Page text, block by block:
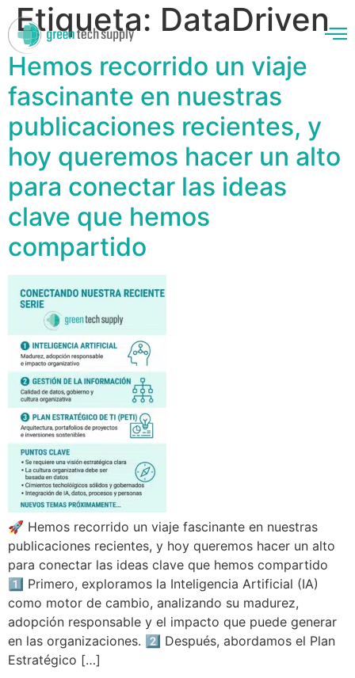
Etiqueta: DataDriven
Hemos recorrido un viaje
fascinante en nuestras
publicaciones recientes, y
hoy queremos hacer un alto
para conectar las ideas
clave que hemos
compartido
🚀 Hemos recorrido un viaje fascinante en nuestras
publicaciones recientes, y hoy queremos hacer un alto
para conectar las ideas clave que hemos compartido
1️⃣ Primero, exploramos la Inteligencia Artificial (IA)
como motor de cambio, analizando su madurez,
adopción responsable y el impacto que puede generar
en las organizaciones. 2️⃣ Después, abordamos el Plan
Estratégico […]